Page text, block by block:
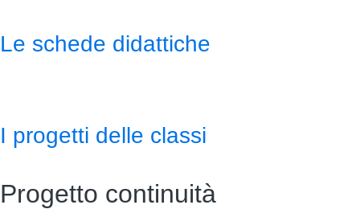
Le schede didattiche
I progetti delle classi
Progetto continuità